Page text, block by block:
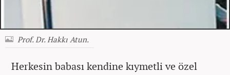
Prof. Dr. Hakkı Atun.
Herkesin babası kendine kıymetli ve özel